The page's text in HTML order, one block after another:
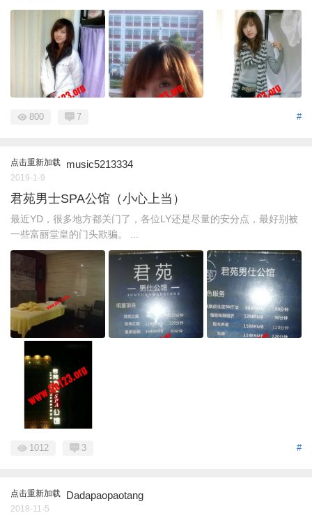
#
800 7
点击重新加载 music5213334
2019-1-9
君苑男士SPA公馆（小心上当）
最近YD，很多地方都关门了，各位LY还是尽量的安分点，最好别被
一些富丽堂皇的门头欺骗。 ...
#
1012 3
点击重新加载 Dadapaopaotang
2018-11-5